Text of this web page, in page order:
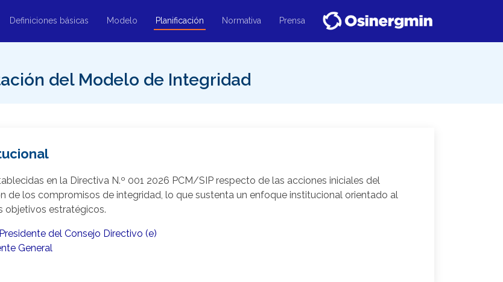
Definiciones básicas Modelo Planificación Normativa Prensa
del Modelo de Integridad
en la Directiva N.º 001 2026 PCM/SIP respecto de las acciones iniciales del
de los compromisos de integridad, lo que sustenta un enfoque institucional orientado al
objetivos estratégicos.
del Consejo Directivo (e)
General